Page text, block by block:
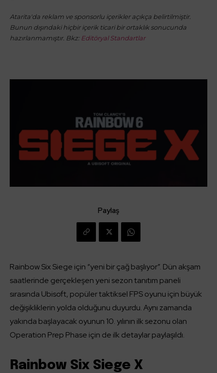
Atarita'da reklam ve sponsorlu içerikler açıkça belirtilmiştir.
Bunun dışındaki hiçbir içerik ticari bir ortaklık sonucunda
hazırlanmamıştır. Bkz: Editöryal Standartlar
Paylaş
Rainbow Six Siege için “yeni bir çağ başlıyor”. Dün akşam
saatlerinde gerçekleşen yeni sezon tanıtım paneli
sırasında Ubisoft, popüler taktiksel FPS oyunu için büyük
değişikliklerin yolda olduğunu duyurdu. Aynı zamanda
yakında başlayacak oyunun 10. yılının ilk sezonu olan
Operation Prep Phase için de ilk detaylar paylaşıldı.
Rainbow Six Siege X